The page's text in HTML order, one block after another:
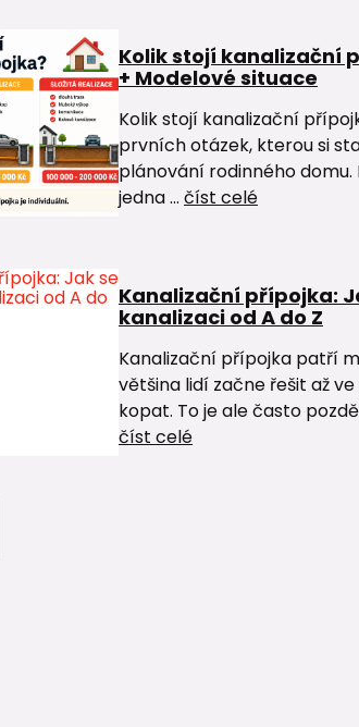
Kolik stojí kanalizační
+ Modelové situace
Kolik stojí kanalizační
prvních otázek, kterou si
plánování rodinného domu.
jedna ... číst celé
Kanalizační přípojka:
kanalizaci od A do Z
Kanalizační přípojka patří
většina lidí začne řešit až
kopat. To je ale často
číst celé